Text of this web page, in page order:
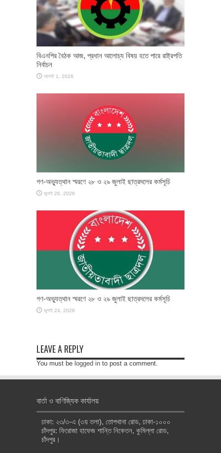
বিএনপির বৈঠক আজ, প্রধান আলোচ্য বিষয় হতে পারে রাষ্ট্রপতি
নির্বাচন
আগস্ট 1, 2026
গণ-অভ্যুত্থান স্মরণে ২৮ ও ২৯ জুলাই ছাত্রদলের কর্মসূচি
জুলাই 26, 2026
গণ-অভ্যুত্থান স্মরণে ২৮ ও ২৯ জুলাই ছাত্রদলের কর্মসূচি
জুলাই 24, 2026
LEAVE A REPLY
You must be logged in to post a comment.
বার্তা ও বাণিজ্যিক কার্যালয়
ঢাকা: ২৩/৩-এ (৩য় তলা), তোপখানা রোড, ঢাকা-১০০০
চাঁদপুর: ফিরোজা হাফেজ শান্তি নিকেতন, কুমিল্লা রোড,
চাঁদপুর।